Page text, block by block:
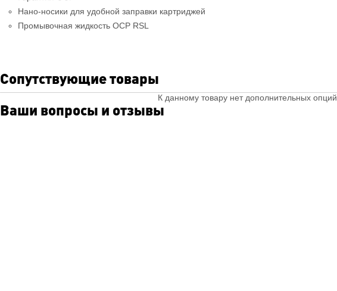
Нано-носики для удобной заправки картриджей
Промывочная жидкость OCP RSL
Сопутствующие товары
К данному товару нет дополнительных опций
Ваши вопросы и отзывы